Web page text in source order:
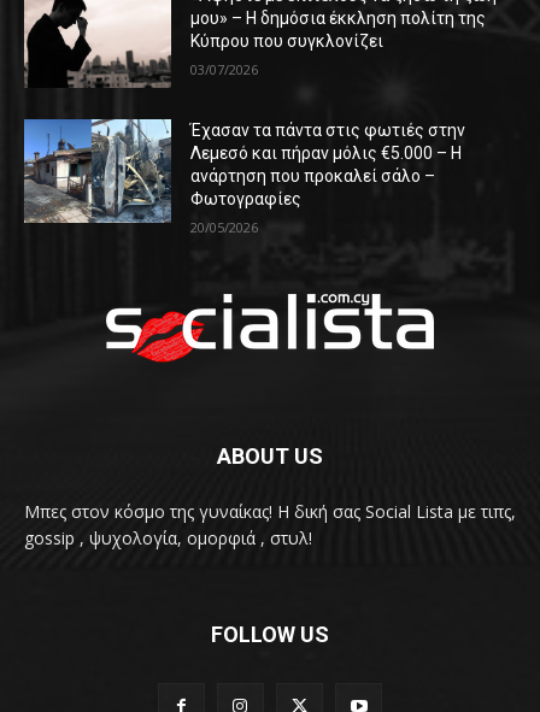
μου» – Η δημόσια έκκληση πολίτη της
Κύπρου που συγκλονίζει
03/07/2026
Έχασαν τα πάντα στις φωτιές στην
Λεμεσό και πήραν μόλις €5.000 – Η
ανάρτηση που προκαλεί σάλο –
Φωτογραφίες
20/05/2026
ABOUT US
Μπες στον κόσμο της γυναίκας! H δική σας Social Lista με τιπς,
gossip , ψυχολογία, ομορφιά , στυλ!
FOLLOW US